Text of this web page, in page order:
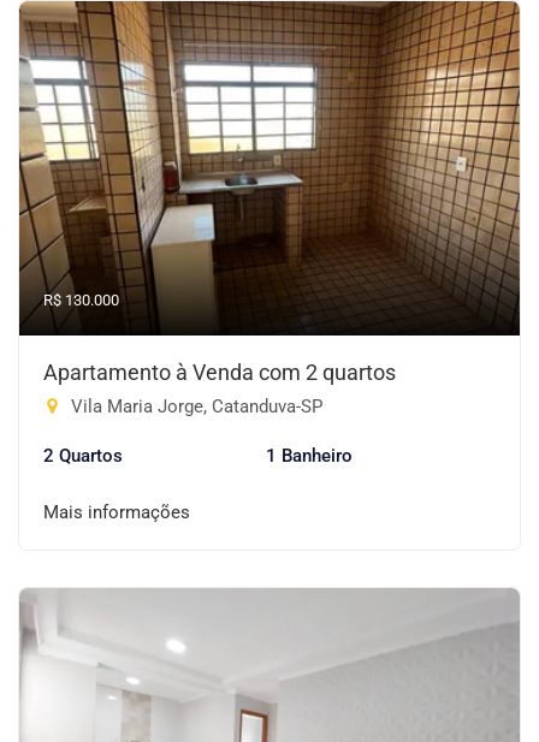
R$ 130.000
Apartamento à Venda com 2 quartos
Vila Maria Jorge, Catanduva-SP
2 Quartos 1 Banheiro
Mais informações